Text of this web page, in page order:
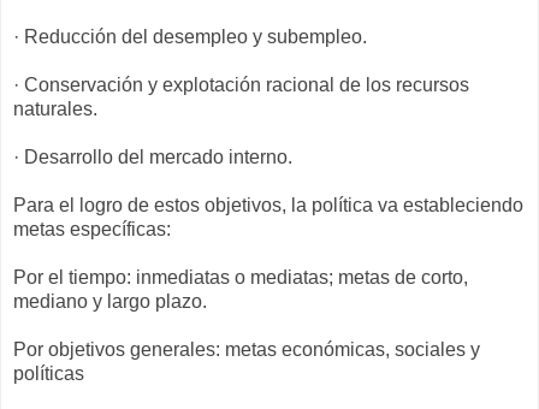
· Reducción del desempleo y subempleo.
· Conservación y explotación racional de los recursos
naturales.
· Desarrollo del mercado interno.
Para el logro de estos objetivos, la política va estableciendo
metas específicas:
Por el tiempo: inmediatas o mediatas; metas de corto,
mediano y largo plazo.
Por objetivos generales: metas económicas, sociales y
políticas